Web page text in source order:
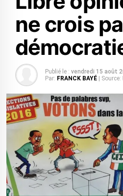
ne crois
Publié le : vendredi 15 août
Par: FRANCK BAYÉ | Source: